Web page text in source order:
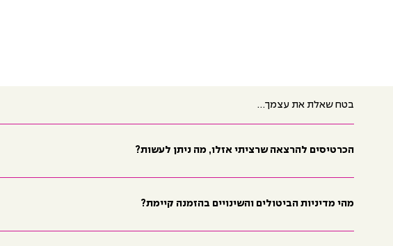
בטח שאלת את עצמך...
הכרטיסים להרצאה שרציתי אזלו, מה ניתן לעשות?
מהי מדיניות הביטולים והשינויים בהזמנה קיימת?